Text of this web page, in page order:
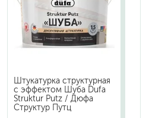
Штукатурка структурная
с эффектом Шуба Dufa
Struktur Putz / Дюфа
Структур Путц